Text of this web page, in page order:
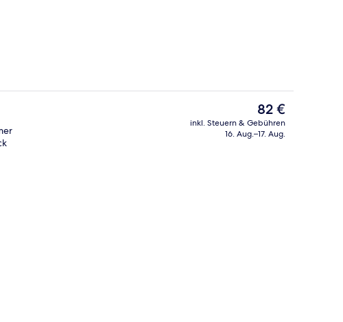
Frühstücksbuffet Ausstattung der Unterkunft
Der
aktuelle
Preis
82 €
inkl. Steuern & Gebühren
16. Aug.–17. Aug.